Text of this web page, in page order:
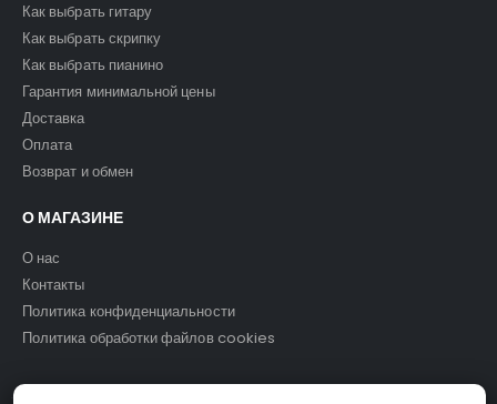
Как выбрать гитару
Как выбрать скрипку
Как выбрать пианино
Гарантия минимальной цены
Доставка
Оплата
Возврат и обмен
О МАГАЗИНЕ
О нас
Контакты
Политика конфиденциальности
Политика обработки файлов cookies